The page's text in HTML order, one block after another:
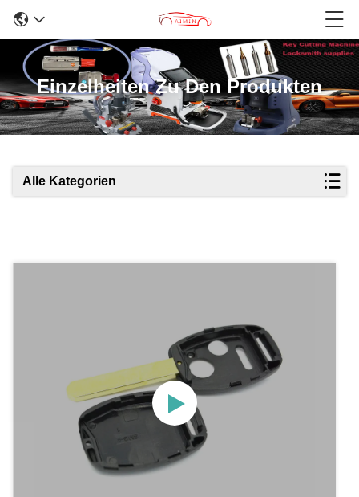
Einzelheiten Zu Den Produkten
Alle Kategorien